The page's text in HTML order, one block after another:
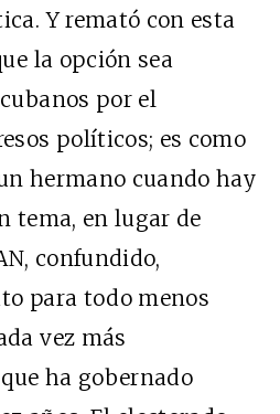
Y remató con esta
la opción sea
por el
políticos; es como
hermano cuando hay
tema, en lugar de
confundido,
para todo menos
vez más
ha gobernado